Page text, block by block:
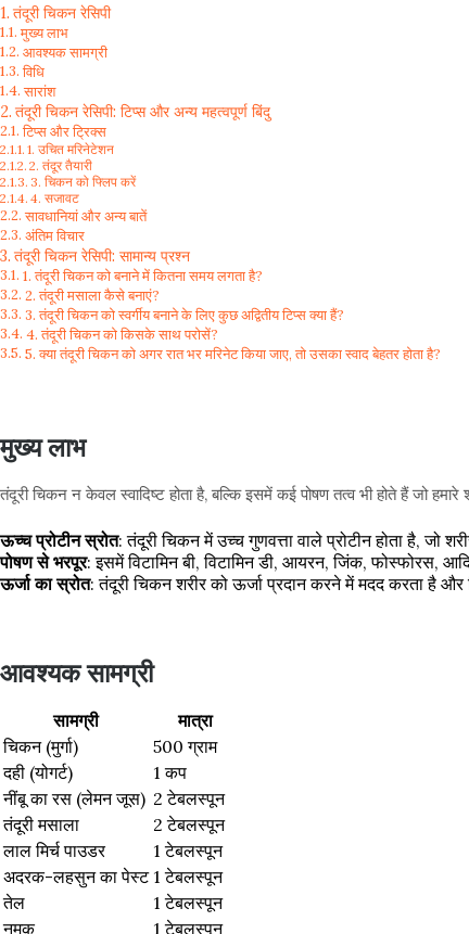
तंदूरी चिकन रेसिपी
मुख्य लाभ
आवश्यक सामग्री
विधि
सारांश
तंदूरी चिकन रेसिपी: टिप्स और अन्य महत्वपूर्ण बिंदु
टिप्स और ट्रिक्स
1. उचित मरिनेटेशन
2. तंदूर तैयारी
3. चिकन को फ्लिप करें
4. सजावट
सावधानियां और अन्य बातें
अंतिम विचार
तंदूरी चिकन रेसिपी: सामान्य प्रश्न
1. तंदूरी चिकन को बनाने में कितना समय लगता है?
2. तंदूरी मसाला कैसे बनाएं?
3. तंदूरी चिकन को स्वर्गीय बनाने के लिए कुछ अद्वितीय टिप्स क्या हैं?
4. तंदूरी चिकन को किसके साथ परोसें?
5. क्या तंदूरी चिकन को अगर रात भर मरिनेट किया जाए, तो उसका स्वाद बेहतर होता है?
मुख्य लाभ
तंदूरी चिकन न केवल स्वादिष्ट होता है, बल्कि इसमें कई पोषण तत्व भी होते हैं जो
ऊच्च प्रोटीन स्रोत: तंदूरी चिकन में उच्च गुणवत्ता वाले प्रोटीन होता है, जो
पोषण से भरपूर: इसमें विटामिन बी, विटामिन डी, आयरन, जिंक, फोस्फोरस,
ऊर्जा का स्रोत: तंदूरी चिकन शरीर को ऊर्जा प्रदान करने में मदद करता है और
आवश्यक सामग्री
सामग्री
मात्रा
चिकन (मुर्गा)
500 ग्राम
दही (योगर्ट)
1 कप
नींबू का रस (लेमन जूस) 2 टेबलस्पून
तंदूरी मसाला
2 टेबलस्पून
लाल मिर्च पाउडर
1 टेबलस्पून
अदरक-लहसुन का पेस्ट 1 टेबलस्पून
तेल
1 टेबलस्पून
नमक
1 टेबलस्पून